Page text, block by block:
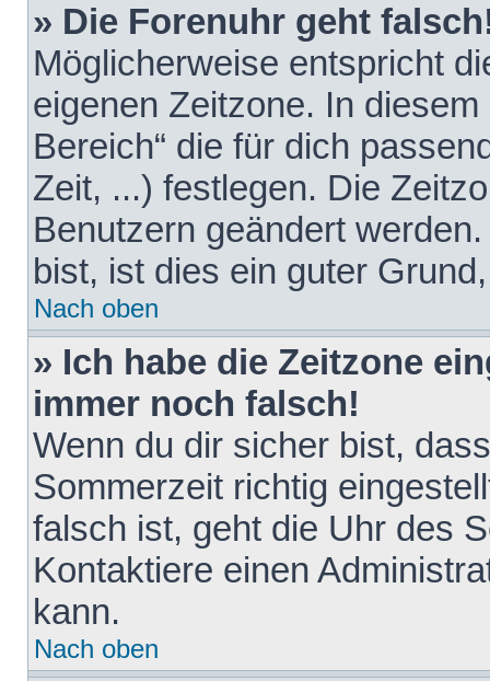
» Die Forenuhr geht
Möglicherweise entspricht
eigenen Zeitzone. In
Bereich“ die für dich
Zeit, ...) festlegen. Die
Benutzern geändert
bist, ist dies ein guter
Nach oben
» Ich habe die Zeitzone
immer noch falsch!
Wenn du dir sicher bist,
Sommerzeit richtig
falsch ist, geht die Uhr des
Kontaktiere einen
kann.
Nach oben